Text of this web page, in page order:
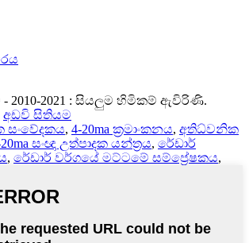
2010-2021 : සියලුම හිමිකම් ඇවිරිණි.
අඩවි සිතියම
සංවේදකය, 4-20ma ක්‍රමාංකනය, අතිධ්වනික
සංඥා උත්පාදක යන්ත්‍රය, රේඩාර්
, රේඩාර් වර්ගයේ මට්ටමේ සම්ප්‍රේෂකය,